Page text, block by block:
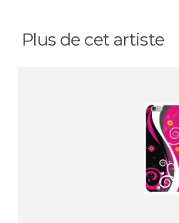
Plus de cet artiste